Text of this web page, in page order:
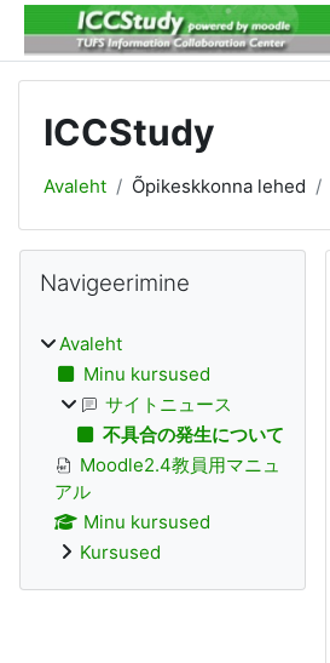
Jäta vahele peasisuni
ICCStudy
Avaleht Õpikeskkonna lehed
Plokid
Navigeerimine
Avaleht
Minu kursused
サイトニュース
不具合の発生について
Moodle2.4教員用マニュ
アル
Minu kursused
Kursused